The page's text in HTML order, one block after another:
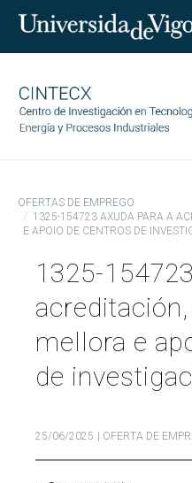
Investigación
Transferencia
Servizos
Ciencia e sociedade
Comunicación
ES EN Search
Buscar
OFERTAS DE EMPREGO
1325-154723 AXUDA PARA A
E APOIO DE CENTROS DE
1325-
mellora e
de
25/06/2025 | OFERTA DE